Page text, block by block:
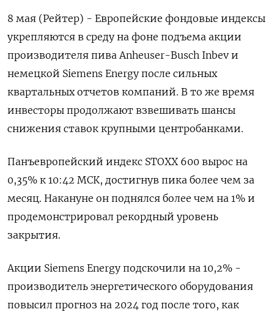
8 мая (Рейтер) - Европейские фондовые индексы
укрепляются в среду на фоне подъема акции
производителя пива Anheuser-Busch Inbev и
немецкой Siemens Energy после сильных
квартальных отчетов компаний. В то же время
инвесторы продолжают взвешивать шансы
снижения ставок крупными центробанками.
Панъевропейский индекс STOXX 600 вырос на
0,35% к 10:42 МСК, достигнув пика более чем за
месяц. Накануне он поднялся более чем на 1% и
продемонстрировал рекордный уровень
закрытия.
Акции Siemens Energy подскочили на 10,2% -
производитель энергетического оборудования
повысил прогноз на 2024 год после того, как